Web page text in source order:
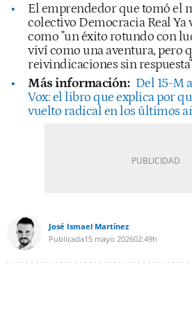
El emprendedor que tomó el
colectivo Democracia Real
como "un éxito rotundo con
viví como una aventura, pero
reivindicaciones sin
Más información: Del 15-M
Vox: el libro que explica por
vuelto radical en los últimos
José Ismael Martínez
Publicada15 mayo 202602:49h